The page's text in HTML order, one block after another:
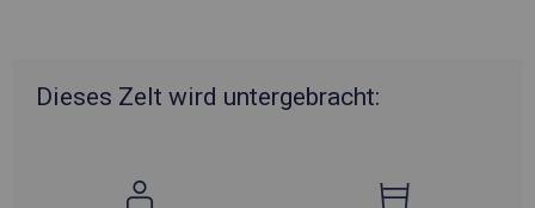
Dieses Zelt wird untergebracht: